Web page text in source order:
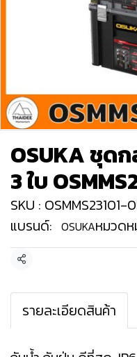
OSUKA ชุด
3 ใบ
SKU : OSMMS23101-
แบรนด์: OSUKAหมวดห
แชร์
รายละเอียดสินค้า